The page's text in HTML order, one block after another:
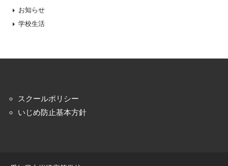
お知らせ
学校生活
スクールポリシー
いじめ防止基本方針